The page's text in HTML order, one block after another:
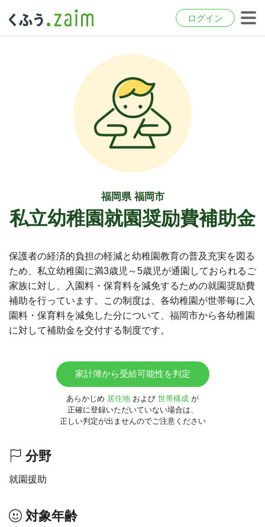
ログイン
福岡県 福岡市
私立幼稚園就園奨励費補助金
保護者の経済的負担の軽減と幼稚園教育の普及充実を図る
ため、私立幼稚園に満3歳児～5歳児が通園しておられるご
家族に対し、入園料・保育料を減免するための就園奨励費
補助を行っています。この制度は、各幼稚園が世帯毎に入
園料・保育料を減免した分について、福岡市から各幼稚園
に対して補助金を交付する制度です。
家計簿から受給可能性を判定
あらかじめ 居住地 および 世帯構成 が
正確に登録いただいていない場合は、
正しい判定が出ませんのでご注意ください
分野
就園援助
対象年齢